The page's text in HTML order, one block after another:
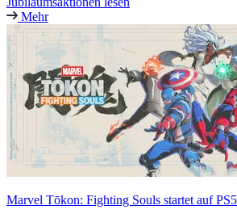
Mehr
Marvel Tōkon: Fighting Souls startet auf